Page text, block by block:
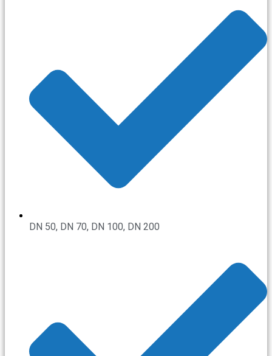
DN 50, DN 70, DN 100, DN 200